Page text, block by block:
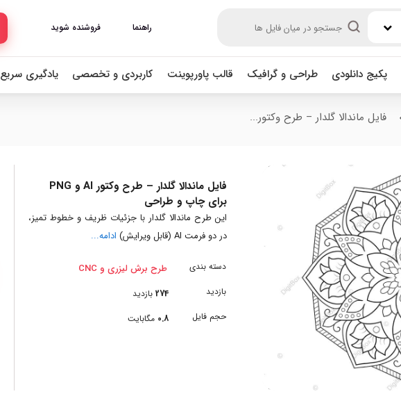
راهنما فروشنده شوید
پکیج دانلودی طراحی و گرافیک قالب پاورپوینت کاربردی و تخصصی یادگیری سریع
فایل ماندالا گلدار – طرح وکتور...
فایل ماندالا گلدار – طرح وکتور AI و PNG
برای چاپ و طراحی
این طرح ماندالا گلدار با جزئیات ظریف و خطوط تمیز،
در دو فرمت AI (قابل ویرایش)
ادامه...
دسته بندی
بازدید
حجم فایل
طرح برش لیزری و CNC
274 بازدید
0.8 مگابایت